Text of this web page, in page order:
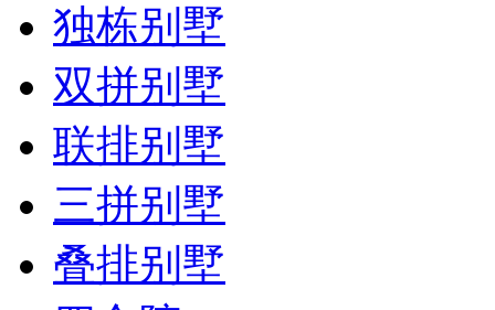
独栋别墅
双拼别墅
联排别墅
三拼别墅
叠排别墅